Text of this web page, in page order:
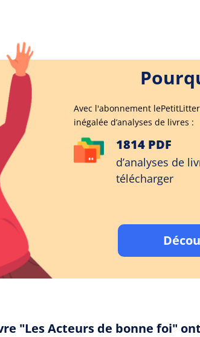
Avec l'abonnement
inégalée d’analyses de livres :
1814 PDF
d’analyses de
télécharger
"Les Acteurs de bonne foi"